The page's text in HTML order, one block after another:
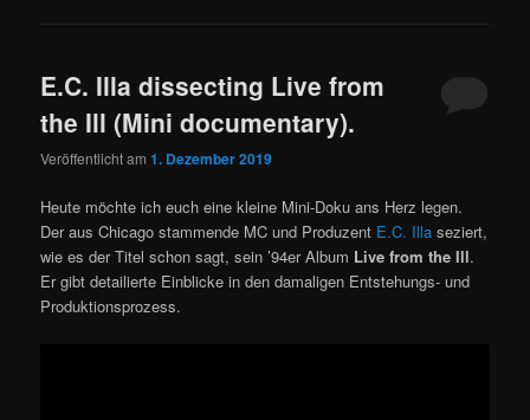
E.C. Illa dissecting Live from
the Ill (Mini documentary).
Veröffentlicht am1. Dezember 2019
Heute möchte ich euch eine kleine Mini-Doku ans Herz legen.
Der aus Chicago stammende MC und Produzent E.C. Illa seziert,
wie es der Titel schon sagt, sein ’94er Album Live from the Ill.
Er gibt detailierte Einblicke in den damaligen Entstehungs- und
Produktionsprozess.